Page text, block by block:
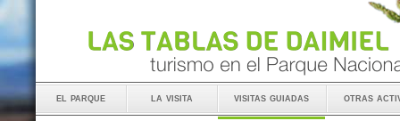
el parque la visita visitas guiadas otras